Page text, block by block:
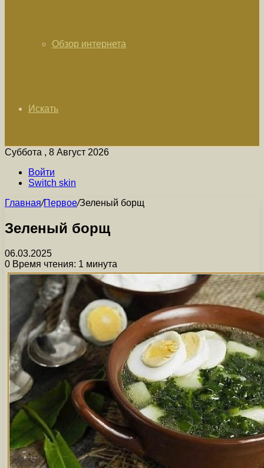
Обзор интернета
Искать
Суббота , 8 Август 2026
Войти
Switch skin
Главная/Первое/Зеленый борщ
Зеленый борщ
06.03.2025
0 Время чтения: 1 минута